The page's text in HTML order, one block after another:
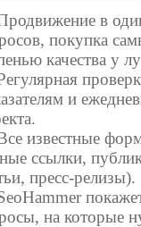
в
покупка
качества у
и
известные
ссылки,
пресс-релизы).
на которые